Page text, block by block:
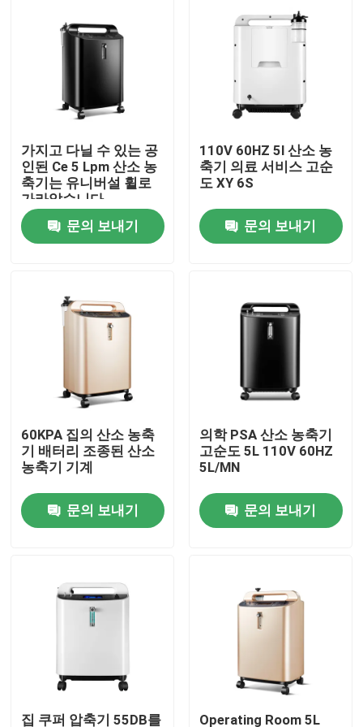
공장 여행
품질 관리
연락주세요
전기 테이프 디스펜서
자동 테이프 디스펜서
가지고 다닐 수 있는 공
인된 Ce 5 Lpm 산소 농
축기는 유니버설 휠로
가라앉습니다
문의 보내기
110V 60HZ 5l 산소 농
축기 의료 서비스 고순
도 XY 6S
문의 보내기
60KPA 집의 산소 농축
기 배터리 조종된 산소
농축기 기계
문의 보내기
의학 PSA 산소 농축기
고순도 5L 110V 60HZ
5L/MN
문의 보내기
집 쿠퍼 압축기 55DB를 Operating Room 5L